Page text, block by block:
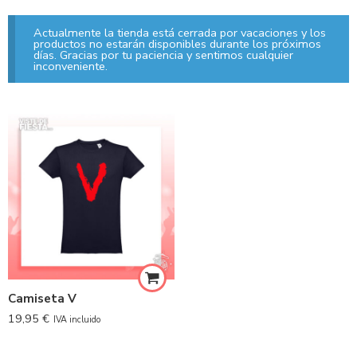
Actualmente la tienda está cerrada por vacaciones y los
productos no estarán disponibles durante los próximos
días. Gracias por tu paciencia y sentimos cualquier
inconveniente.
Camiseta V
19,95 € IVA incluido